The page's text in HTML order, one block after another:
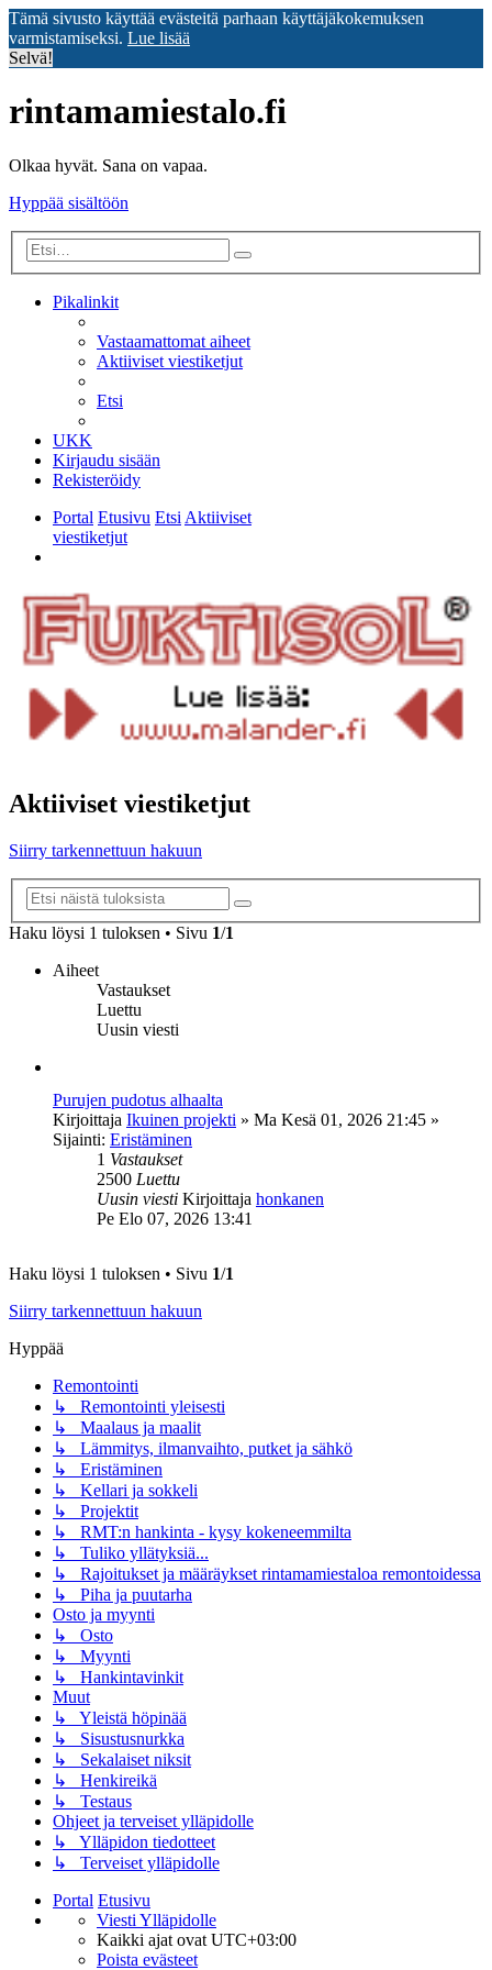
Tämä sivusto käyttää evästeitä parhaan käyttäjäkokemuksen
varmistamiseksi. Lue lisää
Selvä!
rintamamiestalo.fi
Olkaa hyvät. Sana on vapaa.
Hyppää sisältöön
Etsi
Pikalinkit
Vastaamattomat aiheet
Aktiiviset viestiketjut
Etsi
UKK
Kirjaudu sisään
Rekisteröidy
Portal Etusivu EtsiAktiiviset
viestiketjut
Aktiiviset viestiketjut
Siirry tarkennettuun hakuun
Etsi
Haku löysi 1 tuloksen • Sivu 1/1
Aiheet
Vastaukset
Luettu
Uusin viesti
Purujen pudotus alhaalta
Kirjoittaja Ikuinen projekti » Ma Kesä 01, 2026 21:45 »
Sijainti: Eristäminen
1 Vastaukset
2500 Luettu
Uusin viesti Kirjoittaja honkanen
Pe Elo 07, 2026 13:41
Haku löysi 1 tuloksen • Sivu 1/1
Siirry tarkennettuun hakuun
Hyppää
Remontointi
↳ Remontointi yleisesti
↳ Maalaus ja maalit
↳ Lämmitys, ilmanvaihto, putket ja sähkö
↳ Eristäminen
↳ Kellari ja sokkeli
↳ Projektit
↳ RMT:n hankinta - kysy kokeneemmilta
↳ Tuliko yllätyksiä...
↳ Rajoitukset ja määräykset rintamamiestaloa remontoidessa
↳ Piha ja puutarha
Osto ja myynti
↳ Osto
↳ Myynti
↳ Hankintavinkit
Muut
↳ Yleistä höpinää
↳ Sisustusnurkka
↳ Sekalaiset niksit
↳ Henkireikä
↳ Testaus
Ohjeet ja terveiset ylläpidolle
↳ Ylläpidon tiedotteet
↳ Terveiset ylläpidolle
Portal Etusivu
Viesti Ylläpidolle
Kaikki ajat ovat UTC+03:00
Poista evästeet